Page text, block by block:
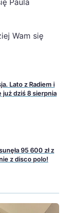
Wam się
Lato z Radiem i
już dziś 8 sierpnia
95 600 zł z
z disco polo!